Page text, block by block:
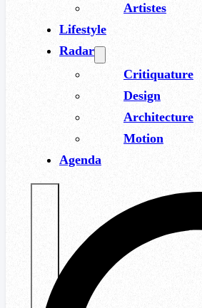
Artistes
Lifestyle
Radar
Critiquature
Design
Architecture
Motion
Agenda